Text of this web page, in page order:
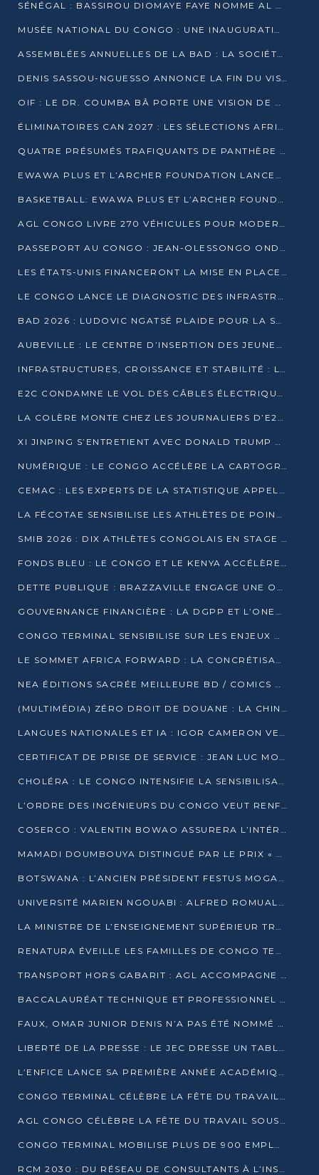
SÉNÉGAL : BASSIROU DIOMAYE FAYE NOMME AL AMINOU LÔ PREMIER MINISTRE
MUSÉE NATIONAL DU CONGO : UNE INAUGURATION PORTEUSE D’ESPOIR POUR LA CULTURE
ASSEMBLÉES ANNUELLES DE LA BAD : LA SOCIÉTÉ CIVILE CONGOLAISE À LA RECHERCHE DE PARTENAIRES POUR SES PROJETS
DENIS SASSOU-NGUESSO ANNONCE LA FIN DU VISA POUR LES AFRICAINS EN 2027
OIF : LE DR. COUMBA BÂ PORTE UNE VISION DE DIALOGUE, DE STABILITÉ ET DE RÉFORME À LA TÊTE
ÉLIMINATOIRES CAN 2027 : LES SÉLECTIONS AFRICAINES CONNAISSENT LEURS ADVERSAIRES
QUATRE PRÉSUMÉS TRAFIQUANTS DE PANTHÈRE ARRÊTÉS À EWO
EWAWA PLUS ET L’ARCHER FOUNDATION LANCENT UN CAMP DE BASKET POUR LES JEUNES À BRAZZAVILLE
BASKETBALL: EWAWA PLUS ET L’ARCHER FOUNDATION LANCENT UN CAMP POUR LES JEUNES
AGL CONGO LIVRE 270 VÉHICULES POUR MODERNISER LE TRANSPORT URBAIN
PASSEPORT AU CONGO : JEAN-OLESSONGO ONDAYE VEUT METTRE FIN AUX LENTEURS ADMINISTRATIVES
LES ÉTATS-UNIS FINANCERONT LA MISE EN PLACE DE JUSQU’À 50 CLINIQUES DE LUTTE CONTRE L’EBOLA
LE CONGO LANCE LE DIAGNOSTIC DES INFRASTRUCTURES SPORTIVES DU COMPLEXE DE KINTÉLÉ
BAD 2026 : LUDOVIC NGATSÉ PLAIDE POUR LA SOUVERAINETÉ FINANCIÈRE AFRICAINE
AUBEVILLE : LE CENTRE D’INSERTION DES JEUNES PRÊT À OUVRIR SES PORTES
INFRASTRUCTURES, CROISSANCE ET STABILITÉ : LA GUINÉE AFFÛTE SES AMBITIONS
E2C CONDAMNE LE VOL DES CÂBLES ÉLECTRIQUES APRÈS UNE VIDÉO VIRALE
LA COLÈRE MONTE CHEZ LES JOURNALIERS D’E2C QUI DÉNONCENT 20 ANS DE PRÉCARITÉ
XI JINPING S’ENTRETIENT AVEC DONALD TRUMP À BEIJING
NUMÉRIQUE : LE CONGO ACCÉLÈRE LA CARTOGRAPHIE DE SES INFRASTRUCTURES DIGITALES
CEMAC : LES EXPERTS DE LA STATISTIQUE APPELLENT À RENFORCER LA SÉCURISATION DES DONNÉES
LA FÉCOTAE SENSIBILISE LES ATHLÈTES DE POINTE-NOIRE À L’HYGIÈNE ALIMENTA
SMIB 2026 : DIX ATHLÈTES CONGOLAIS EN STAGE AU KENYA
FONDS BLEU : LE CONGO ET LE KENYA ACCÉLÈRENT LA MOBILISATION DES FINANCEMENTS
DETTE PUBLIQUE : BRAZZAVILLE ENGAGE UNE OPÉRATION DE RACHAT DE 575 MILLIONS DE DOLLARS
GOUVERNANCE FINANCIÈRE : LA DGPP ET L’ONEC-C VERS UN PARTENARIAT POUR ASSAINIR LES ENTREPRISES PUBLIQUES
CONGO TERMINAL SENSIBILISE SUR LES ENJEUX DE LA SANTÉ MENTALE EN
LE SOMMET AFRICA FORWARD : LA CONCRÉTISATION DE PARTENARIATS ÉQUILIBRÉS ET TOURNÉS VERS L’AVENIR ENTRE LE CONTINENT AFRICAIN ET LA FRANCE
NEA ÉDITIONS SACRÉE MEILLEURE BD / COMICS D’AFRIQUE AU KENYA
(MULTIMÉDIA) ZÉRO DROIT DE DOUANE : LA CHINE ET L’AFRIQUE VERS UNE PROXIMITÉ SANS PRÉCÉDENT (PAPIER GÉNÉRAL)
LANGUES NATIONALES ET IA : IGOR CAMERON VEUT ARRIMER LA STRATÉGIE IA À LA LOI SUR LA RECHERCHE
CERTIFICAT DE PRISE DE SERVICE : JEAN LUC MOUTHOU DÉMENT UNE « FAKE NEWS »
CHOLÉRA : LE CONGO INTENSIFIE LA SENSIBILISATION AU MARCHÉ DE TALANGAÏ
L’ORDRE DES INGÉNIEURS DU CONGO VEUT RENFORCER L’ÉTHIQUE ET LA CRÉDIBILITÉ DE LA PROFESSION
COSERCO : VALENTIN BOWAO ASSURERA L’INTÉRIM À LA TÊTE DU BUREAU EXÉCUTIF NATIONAL
MAMADI DOUMBOUYA DISTINGUÉ PAR LE PRIX « SUPER GRAND BÂTISSEUR BABACAR N’DIAYE »
BOTSWANA : L’ANCIEN PRÉSIDENT FESTUS MOGAE EST MORT À 86 ANS
UNIVERSITÉ MARIEN NGOUABI : ALFRED ROMUALD NGUYA POATY SOUTIENT UNE THÈSE SUR LE PARADOXE DE LA CROISSANCE EN ZONE CEMAC
LA MINISTRE DE L’ENSEIGNEMENT SUPÉRIEUR TRACE SA FEUILLE DE ROUTE
RENATURA ÉVEILLE LES FAMILLES DE CONGO TERMINAL À LA PROTECTION DE L’ENVIRONNEMENT
TRANSPORT HORS GABARIT : AGL ACCOMPAGNE LE DÉVELOPPEMENT DU SECTEUR BRASSICOLE AU CONGO
BACCALAURÉAT TECHNIQUE ET PROFESSIONNEL : 16 352 CANDIDATS LANCÉS DANS LES ÉPREUVES D’EPS
FAUX, OMAR JUNIOR DENIS N’A PAS ÉTÉ NOMMÉ AIDE DE CAMP ADJOINT DE DENIS SASSOU NGUESSO
LIBERTÉ DE LA PRESSE : LE JEC DRESSE UN TABLEAU PRÉOCCUPANT AU CONGO
L’ENFICE LANCE SA PREMIÈRE ANNÉE ACADÉMIQUE AVEC 100 FUTURS ENSEIGNANTS
CONGO TERMINAL CÉLÈBRE LA FÊTE DU TRAVAIL AVEC SES COLLABORATEURS À POINTE-NOIRE
AGL CONGO CÉLÈBRE LA FÊTE DU TRAVAIL SOUS LE SIGNE DE LA COHÉSION
CONGO TERMINAL MOBILISE PLUS DE 900 EMPLOYÉS AUTOUR DE LA SÉCURITÉ AU TRAVAIL
RCM 2030 : DU RÉSEAU DE CONSULTANTS À L’INSTRUMENT DE PUISSANCE EN AFRIQUE FRANCOPHONE